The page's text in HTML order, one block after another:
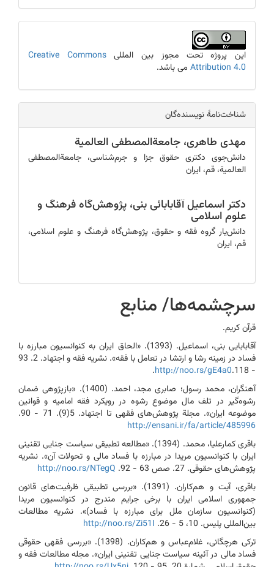
این پروژه تحت مجوز بین المللیCreative Commons
Attribution 4.0 می باشد.
شناخت‎‌‌نامۀ نویسنده‌گان
مهدی طاهری، جامعةالمصطفی العالمیة
دانش‌جوی دکتری حقوق جزا و جرم‌شناسی، جامعةالمصطفی
العالمیة، قم، ایران
دکتر اسماعیل آقابابائی بنی، پژوهش‌گاه فرهنگ و
علوم اسلامی
دانش‌یار گروه فقه و حقوق، پژوهش‌گاه فرهنگ و علوم اسلامی،
قم، ایران
سرچشمه‌ها/ منابع
قرآن کریم.
آقا‌بابایی بنی، اسماعیل. (1393). «الحاق ایران به کنوانسیون مبارزه با
فساد در زمینه رشا و ارتشا در تعامل با فقه». نشریه فقه و اجتهاد. ‌2. 93
- 118.‌
http://noo.rs/gE4a0
.
آهنگران، محمد رسول؛ صابری مجد، احمد. (1400). «بازپژوهی ضمان
رشوه‌گیر در تلف مال موضوع رشوه در رویکرد فقه امامیه و قوانین
موضوعه ایران». مجلة پژوهش‌های فقهی تا اجتهاد. 5(9). 71 - 90.
http://ensani.ir/fa/article/485996
باقری کمارعلیا، محمد. (1394). «مطالعه تطبیقی سیاست جنایی تقنینی
ایران با کنوانسیون مریدا در مبارزه با فساد مالی و تحولات آن». نشریه
پژوهش‌های حقوقی. ‌‌27. صص 63 - 92.
http://noo.rs/NTegQ
باقری، آیت و هم‌کاران. (1391). «بررسی تطبیقی ظرفیت‌های قانون
جمهوری اسلامی ایران با برخی جرایم مندرج در کنوانسیون مریدا
(کنوانسیون سازمان ملل برای مبارزه با فساد)». نشریه مطالعات
بین‌المللی پلیس. ‌10، 5 - 26.
http://noo.rs/Zi51I
ترکی هرچگانی، غلام‌عباس و هم‌کاران. (1398). «بررسی فقهی حقوقی
فساد مالی در آئینه سیاست جنایی تقنینی ایران». مجله مطالعات فقه و